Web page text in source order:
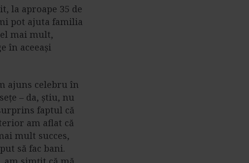
la aproape 35 de
pot ajuta familia
mai mult,
în aceeași
ajuns celebru în
– da, știu, nu
faptul că
am aflat că
mult succes,
să fac bani.